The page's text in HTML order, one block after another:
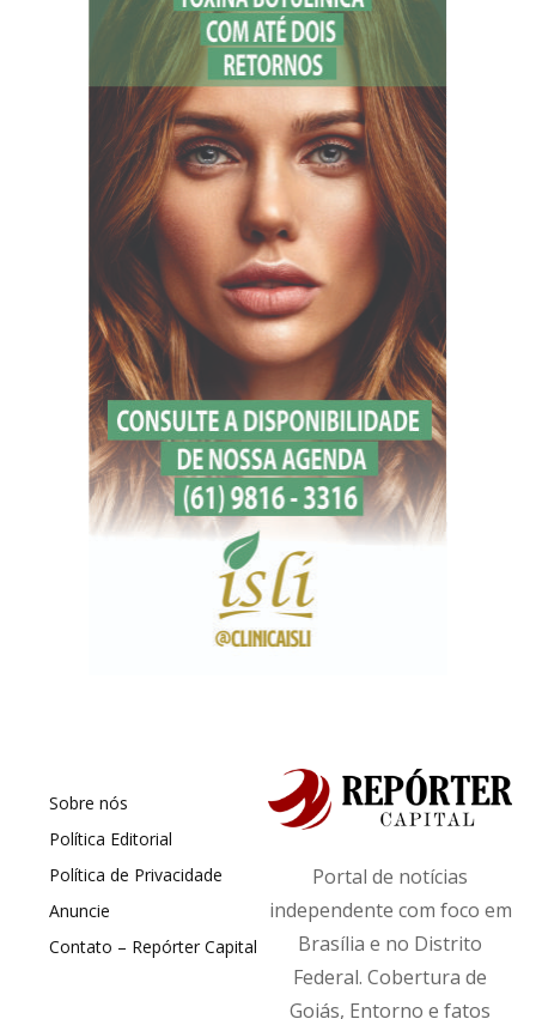
Sobre nós
Política Editorial
Política de Privacidade
Anuncie
Contato – Repórter Capital
Portal de notícias
independente com foco em
Brasília e no Distrito
Federal. Cobertura de
Goiás, Entorno e fatos